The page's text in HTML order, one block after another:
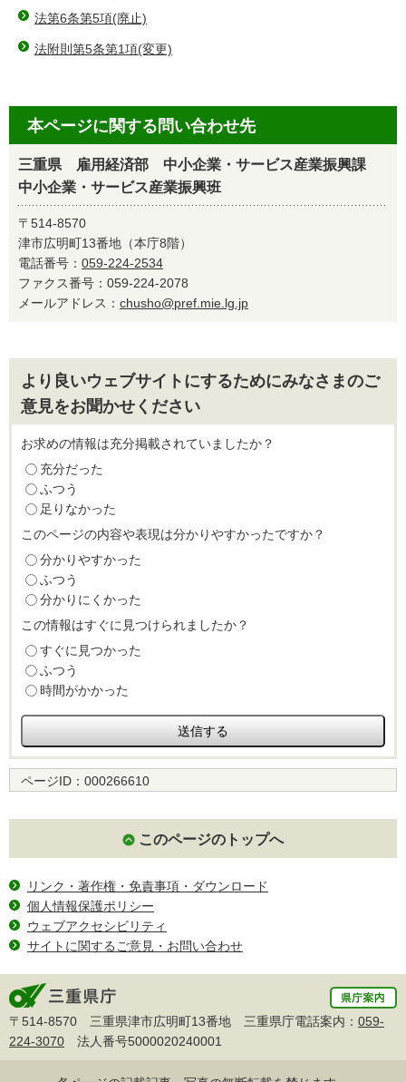
法第6条第5項(廃止)
法附則第5条第1項(変更)
本ページに関する問い合わせ先
三重県 雇用経済部 中小企業・サービス産業振興課
中小企業・サービス産業振興班
〒514-8570
津市広明町13番地（本庁8階）
電話番号： 059-224-2534
ファクス番号：059-224-2078
メールアドレス： chusho@pref.mie.lg.jp
より良いウェブサイトにするためにみなさまのご
意見をお聞かせください
お求めの情報は充分掲載されていましたか？
充分だった
ふつう
足りなかった
このページの内容や表現は分かりやすかったですか？
分かりやすかった
ふつう
分かりにくかった
この情報はすぐに見つけられましたか？
すぐに見つかった
ふつう
時間がかかった
ページID： 000266610
このページのトップへ
リンク・著作権・免責事項・ダウンロード
個人情報保護ポリシー
ウェブアクセシビリティ
サイトに関するご意見・お問い合わせ
〒514-8570 三重県津市広明町13番地 三重県庁電話案内： 059-
224-3070 法人番号5000020240001